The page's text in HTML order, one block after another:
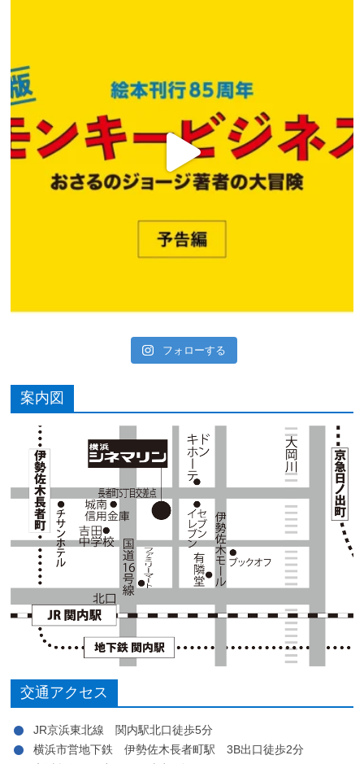
フォローする
案内図
交通アクセス
JR京浜東北線 関内駅北口徒歩5分
横浜市営地下鉄 伊勢佐木長者町駅 3B出口徒歩2分